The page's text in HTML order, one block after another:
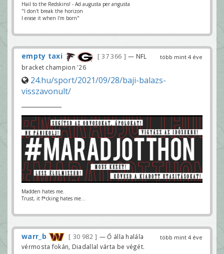
Hail to the Redskins! - Ad augusta per angusta
"I don't break the horizon
I erase it when I'm born"
több mint 4 éve
empty taxi 37 366
— NFL
bracket champion '26
24.hu/sport/2021/09/28/baji-balazs-
visszavonult/
Madden hates me.
Trust, it f*cking hates me...
több mint 4 éve
warr_b 30 982
— Ő álla halála
vérmosta fokán, Diadallal várta be végét.